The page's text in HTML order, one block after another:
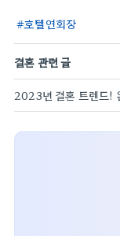
호텔연회장
결혼 관련 글
2023년 결혼 트렌드!